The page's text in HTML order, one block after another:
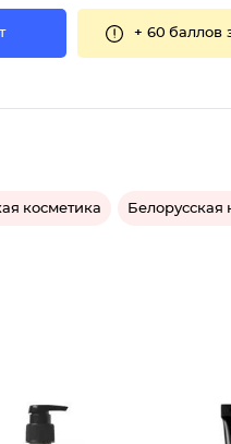
+ 60 баллов
косметика Белорусская